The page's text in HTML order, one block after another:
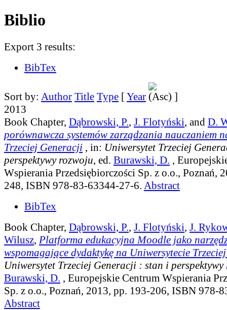
Biblio
Export 3 results:
BibTex
Sort by: Author Title Type [Year
]
2013
Book Chapter, Dąbrowski, P., J. Flotyński, and D.
porównawcza systemów zarządzania nauczaniem
Trzeciej Generacji , in: Uniwersytet Trzeciej
perspektywy rozwoju, ed. Burawski, D. ,
Wspierania Przedsiębiorczości Sp. z o.o., Poznań,
248, ISBN 978-83-63344-27-6. Abstract
BibTex
Book Chapter, Dąbrowski, P., J. Flotyński, J.
Wilusz, Platforma edukacyjna Moodle jako
wspomagające dydaktykę na Uniwersytecie
Uniwersytet Trzeciej Generacji : stan i
Burawski, D. , Europejskie Centrum Wspierania
Sp. z o.o., Poznań, 2013, pp. 193-206, ISBN 978-
Abstract